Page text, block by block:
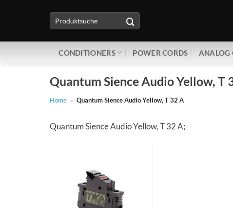
nach:
CONDITIONERS POWER CORDS ANALOG
Quantum Sience Audio Yellow, T
Home » Quantum Sience Audio Yellow, T 32 A
Quantum Sience Audio Yellow, T 32 A;